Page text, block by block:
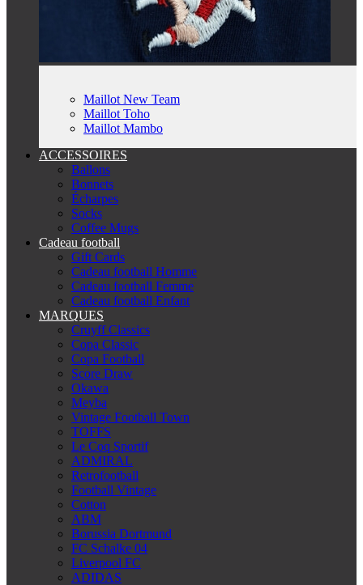
Maillot New Team
Maillot Toho
Maillot Mambo
ACCESSOIRES
Ballons
Bonnets
Écharpes
Socks
Coffee Mugs
Cadeau football
Gift Cards
Cadeau football Homme
Cadeau football Femme
Cadeau football Enfant
MARQUES
Cruyff Classics
Copa Classic
Copa Football
Score Draw
Okawa
Meyba
Vintage Football Town
TOFFS
Le Coq Sportif
ADMIRAL
Retrofootball
Football Vintage
Cotton
ABM
Borussia Dortmund
FC Schalke 04
Liverpool FC
ADIDAS